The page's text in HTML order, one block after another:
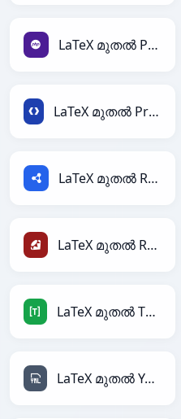
LaTeX മുതൽ PHP
LaTeX മുതൽ Protobuf
LaTeX മുതൽ RDF
LaTeX മുതൽ Ruby
LaTeX മുതൽ TOML
LaTeX മുതൽ YAML